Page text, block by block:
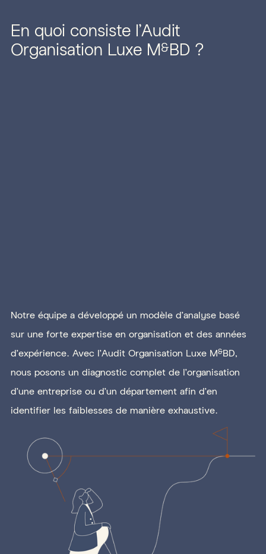
En quoi consiste l’Audit
Organisation Luxe M&BD ?
Notre équipe a développé un modèle d’analyse basé
sur une forte expertise en organisation et des années
d’expérience. Avec l’Audit Organisation Luxe M&BD,
nous posons un diagnostic complet de l’organisation
d’une entreprise ou d’un département afin d’en
identifier les faiblesses de manière exhaustive.